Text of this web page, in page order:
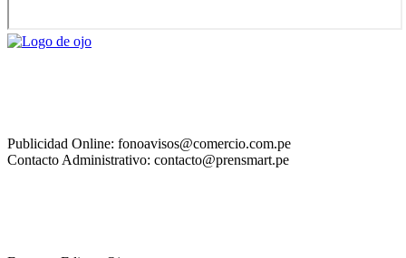
Publicidad Online: fonoavisos@comercio.com.pe
Contacto Administrativo: contacto@prensmart.pe